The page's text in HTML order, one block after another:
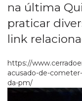
na última
praticar
link
https://
acusado-de-
da-pm/